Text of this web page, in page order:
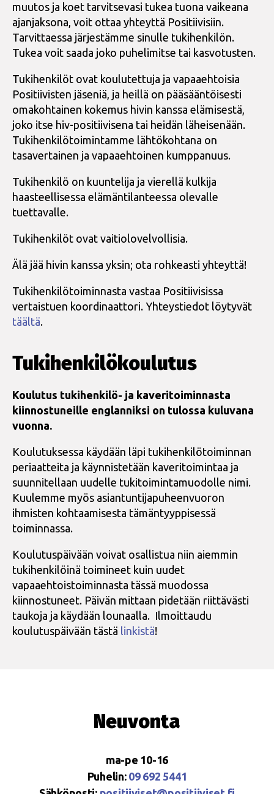
muutos ja koet tarvitsevasi tukea tuona vaikeana
ajanjaksona, voit ottaa yhteyttä Positiivisiin.
Tarvittaessa järjestämme sinulle tukihenkilön.
Tukea voit saada joko puhelimitse tai kasvotusten.
Tukihenkilöt ovat koulutettuja ja vapaaehtoisia
Positiivisten jäseniä, ja heillä on pääsääntöisesti
omakohtainen kokemus hivin kanssa elämisestä,
joko itse hiv-positiivisena tai heidän läheisenään.
Tukihenkilötoimintamme lähtökohtana on
tasavertainen ja vapaaehtoinen kumppanuus.
Tukihenkilö on kuuntelija ja vierellä kulkija
haasteellisessa elämäntilanteessa olevalle
tuettavalle.
Tukihenkilöt ovat vaitiolovelvollisia.
Älä jää hivin kanssa yksin; ota rohkeasti yhteyttä!
Tukihenkilötoiminnasta vastaa Positiivisissa
vertaistuen koordinaattori. Yhteystiedot löytyvät
täältä.
Tukihenkilökoulutus
Koulutus tukihenkilö- ja kaveritoiminnasta
kiinnostuneille englanniksi on tulossa kuluvana
vuonna.
Koulutuksessa käydään läpi tukihenkilötoiminnan
periaatteita ja käynnistetään kaveritoimintaa ja
suunnitellaan uudelle tukitoimintamuodolle nimi.
Kuulemme myös asiantuntijapuheenvuoron
ihmisten kohtaamisesta tämäntyyppisessä
toiminnassa.
Koulutuspäivään voivat osallistua niin aiemmin
tukihenkilöinä toimineet kuin uudet
vapaaehtoistoiminnasta tässä muodossa
kiinnostuneet. Päivän mittaan pidetään riittävästi
taukoja ja käydään lounaalla. Ilmoittaudu
koulutuspäivään tästä linkistä!
Neuvonta
ma-pe 10-16
Puhelin: 09 692 5441